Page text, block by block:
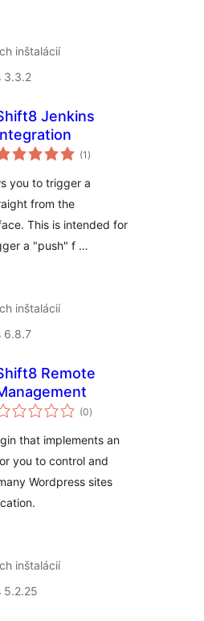
inštalácií
3.3.2
Jenkins
(1 celkové
hodnotenie
)
you to trigger a
from the
This is intended for
a "push" f …
inštalácií
6.8.7
Remote
(0celkové
hodnotenie
)
that implements an
you to control and
Wordpress sites
inštalácií
5.2.25